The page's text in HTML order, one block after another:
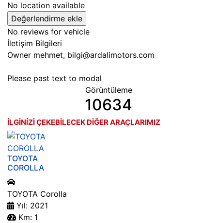
No location available
No reviews for vehicle
İletişim Bilgileri
Owner mehmet, bilgi@ardalimotors.com
Please past text to modal
Görüntüleme
10634
İLGİNİZİ ÇEKEBİLECEK DİĞER ARAÇLARIMIZ
TOYOTA
COROLLA
TOYOTA Corolla
Yıl: 2021
Km: 1